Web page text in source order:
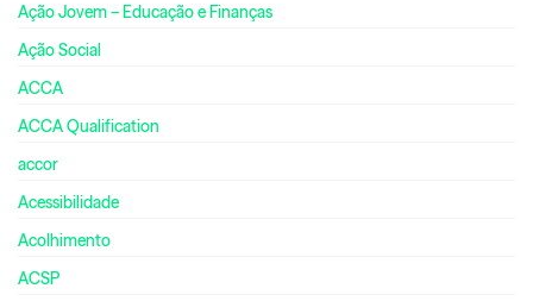
Ação Jovem – Educação e Finanças
Ação Social
ACCA
ACCA Qualification
accor
Acessibilidade
Acolhimento
ACSP